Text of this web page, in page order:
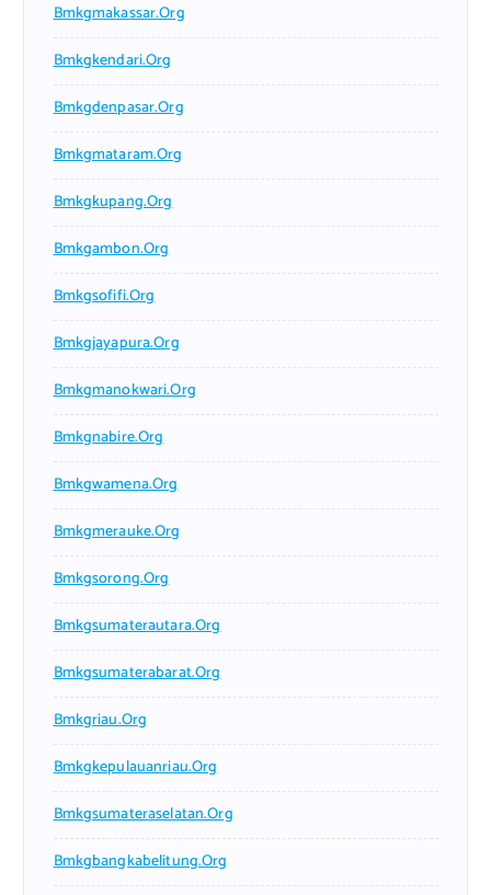
Bmkgmakassar.org
Bmkgkendari.org
Bmkgdenpasar.org
Bmkgmataram.org
Bmkgkupang.org
Bmkgambon.org
Bmkgsofifi.org
Bmkgjayapura.org
Bmkgmanokwari.org
Bmkgnabire.org
Bmkgwamena.org
Bmkgmerauke.org
Bmkgsorong.org
Bmkgsumaterautara.org
Bmkgsumaterabarat.org
Bmkgriau.org
Bmkgkepulauanriau.org
Bmkgsumateraselatan.org
Bmkgbangkabelitung.org